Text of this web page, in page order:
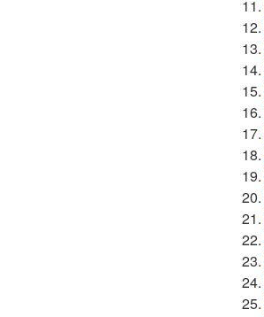
11.
12.
13.
14.
15.
16.
17.
18.
19.
20.
21.
22.
23.
24.
25.